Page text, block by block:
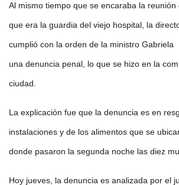
Al mismo tiempo que se encaraba la reunión
que era la guardia del viejo hospital, la
cumplió con la orden de la ministro Gabriela
una denuncia penal, lo que se hizo en la
ciudad.
La explicación fue que la denuncia es en
instalaciones y de los alimentos que se
donde pasaron la segunda noche las diez
Hoy jueves, la denuncia es analizada por el